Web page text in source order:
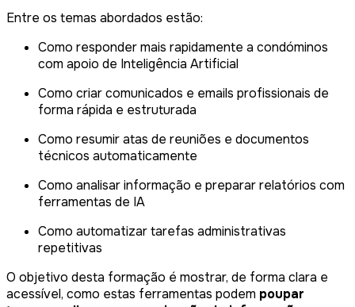
Entre os temas abordados estão:
Como responder mais rapidamente a condóminos
com apoio de Inteligência Artificial
Como criar comunicados e emails profissionais de
forma rápida e estruturada
Como resumir atas de reuniões e documentos
técnicos automaticamente
Como analisar informação e preparar relatórios com
ferramentas de IA
Como automatizar tarefas administrativas
repetitivas
O objetivo desta formação é mostrar, de forma clara e
acessível, como estas ferramentas podem poupar